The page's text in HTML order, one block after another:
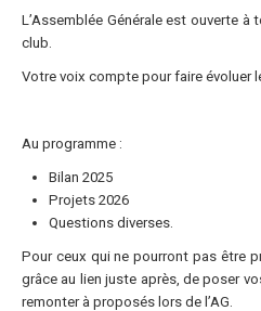
Présentation
S'inscrire aux Cours...
S'inscrire aux Stages / Sorties...
La page Instagram du club...
Contacter le Club
L’Assemblée Générale est ouverte
club.
Votre voix compte pour faire évoluer
Au programme :
Bilan 2025
Projets 2026
Questions diverses.
Pour ceux qui ne pourront pas être
grâce au lien juste après, de poser
remonter à proposés lors de l’AG.